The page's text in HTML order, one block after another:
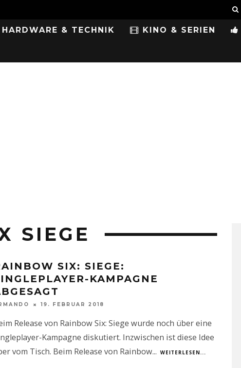
HARDWARE & TECHNIK KINO & SERIEN
SIEGE
SIX: SIEGE:
KAMPAGNE
19. FEBRUAR 2018
Release von Rainbow Six: Siege wurde noch über eine
Kampagne diskutiert. Inzwischen ist diese Idee
vom Tisch. Beim Release von Rainbow... WEITERLESEN...